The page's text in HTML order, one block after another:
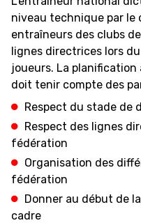
niveau technique par le
entraîneurs des clubs
lignes directrices lors
joueurs. La planification
doit tenir compte des
Respect du stade de
Respect des lignes
fédération
Organisation des
fédération
Donner au début de
cadre